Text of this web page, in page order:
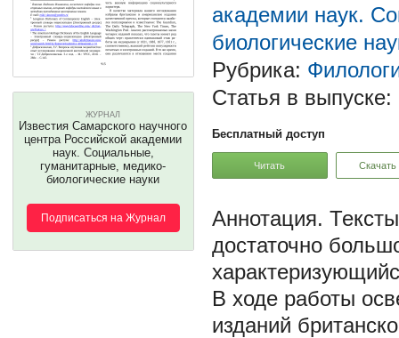
ЖУРНАЛ
Известия Самарского научного
центра Российской академии
наук. Социальные,
гуманитарные, медико-
биологические науки
Подписаться на Журнал
академии наук.
биологические
Рубрика:
Статья в выпуске:
Бесплатный доступ
Читать Скачать
достаточно
В ходе работы
изданий